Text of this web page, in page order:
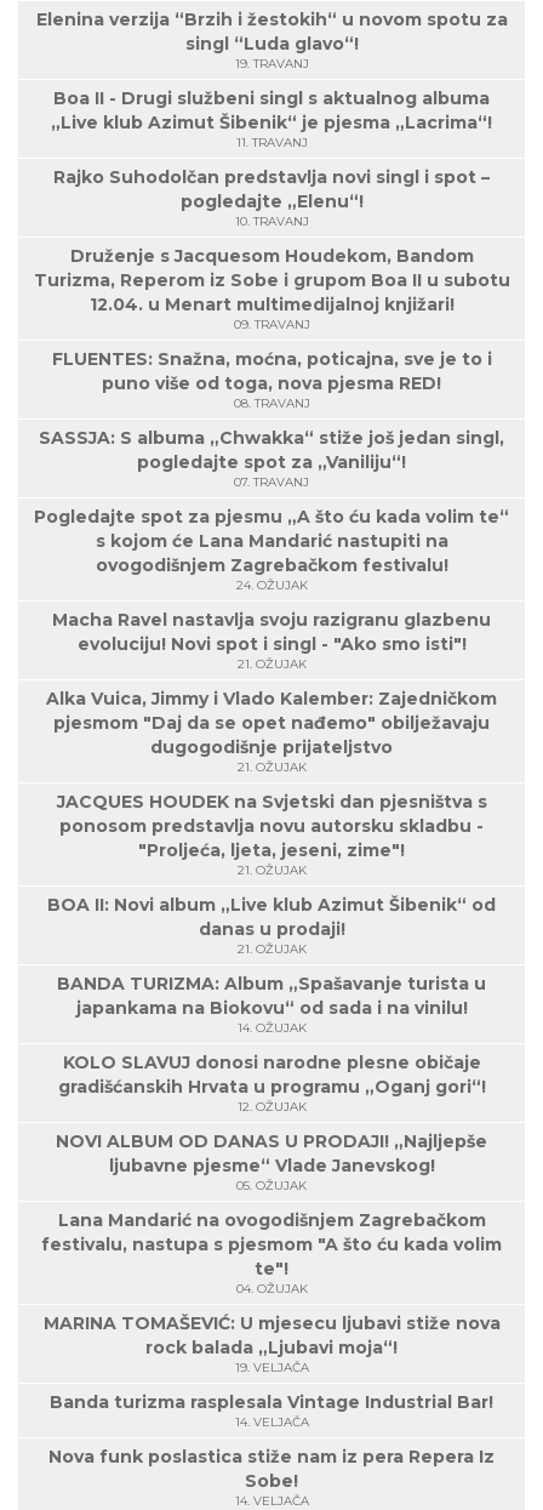
Elenina verzija “Brzih i žestokih“ u novom spotu za
singl “Luda glavo“!
19. TRAVANJ
Boa II - Drugi službeni singl s aktualnog albuma
„Live klub Azimut Šibenik“ je pjesma „Lacrima“!
11. TRAVANJ
Rajko Suhodolčan predstavlja novi singl i spot –
pogledajte „Elenu“!
10. TRAVANJ
Druženje s Jacquesom Houdekom, Bandom
Turizma, Reperom iz Sobe i grupom Boa II u subotu
12.04. u Menart multimedijalnoj knjižari!
09. TRAVANJ
FLUENTES: Snažna, moćna, poticajna, sve je to i
puno više od toga, nova pjesma RED!
08. TRAVANJ
SASSJA: S albuma „Chwakka“ stiže još jedan singl,
pogledajte spot za „Vaniliju“!
07. TRAVANJ
Pogledajte spot za pjesmu „A što ću kada volim te“
s kojom će Lana Mandarić nastupiti na
ovogodišnjem Zagrebačkom festivalu!
24. OŽUJAK
Macha Ravel nastavlja svoju razigranu glazbenu
evoluciju! Novi spot i singl - "Ako smo isti"!
21. OŽUJAK
Alka Vuica, Jimmy i Vlado Kalember: Zajedničkom
pjesmom "Daj da se opet nađemo" obilježavaju
dugogodišnje prijateljstvo
21. OŽUJAK
JACQUES HOUDEK na Svjetski dan pjesništva s
ponosom predstavlja novu autorsku skladbu -
"Proljeća, ljeta, jeseni, zime"!
21. OŽUJAK
BOA II: Novi album „Live klub Azimut Šibenik“ od
danas u prodaji!
21. OŽUJAK
BANDA TURIZMA: Album „Spašavanje turista u
japankama na Biokovu“ od sada i na vinilu!
14. OŽUJAK
KOLO SLAVUJ donosi narodne plesne običaje
gradišćanskih Hrvata u programu „Oganj gori“!
12. OŽUJAK
NOVI ALBUM OD DANAS U PRODAJI! „Najljepše
ljubavne pjesme“ Vlade Janevskog!
05. OŽUJAK
Lana Mandarić na ovogodišnjem Zagrebačkom
festivalu, nastupa s pjesmom "A što ću kada volim
te"!
04. OŽUJAK
MARINA TOMAŠEVIĆ: U mjesecu ljubavi stiže nova
rock balada „Ljubavi moja“!
19. VELJAČA
Banda turizma rasplesala Vintage Industrial Bar!
14. VELJAČA
Nova funk poslastica stiže nam iz pera Repera Iz
Sobe!
14. VELJAČA